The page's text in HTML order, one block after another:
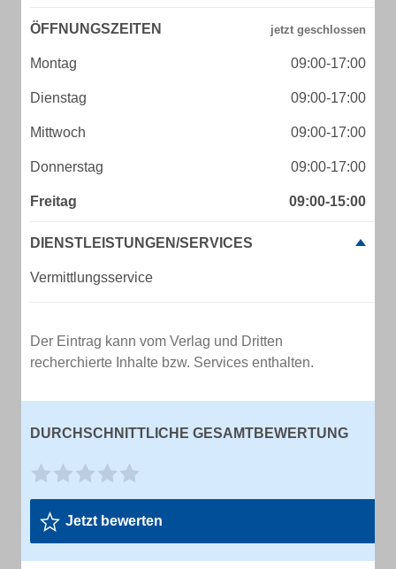
ÖFFNUNGSZEITEN
Montag 09:00-17:00
Dienstag 09:00-17:00
Mittwoch 09:00-17:00
Donnerstag 09:00-17:00
Freitag 09:00-15:00
DIENSTLEISTUNGEN/SERVICES
Vermittlungsservice
Der Eintrag kann vom Verlag und Dritten
recherchierte Inhalte bzw. Services enthalten.
DURCHSCHNITTLICHE GESAMTBEWERTUNG
Jetzt bewerten